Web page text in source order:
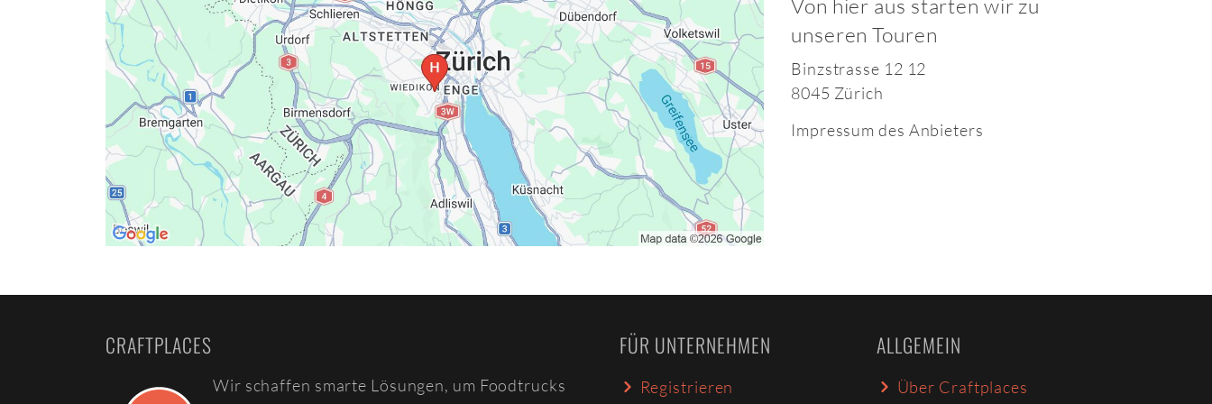
Von hier aus starten wir zu
unseren Touren
Binzstrasse 12 12
8045 Zürich
Impressum des Anbieters
CRAFTPLACES
Wir schaffen smarte Lösungen, um Foodtrucks
FÜR UNTERNEHMEN
Registrieren
ALLGEMEIN
Über Craftplaces